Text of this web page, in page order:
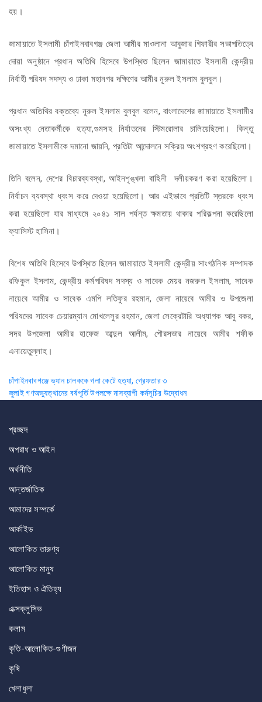
হয়।
জামায়াতে ইসলামী চাঁপাইনবাবগঞ্জ জেলা আমীর মাওলানা আবুজার গিফারীর সভাপতিত্বে
দোয়া অনুষ্ঠানে প্রধান অতিথি হিসেবে উপস্থিত ছিলেন জামায়াতে ইসলামী কেন্দ্রীয়
নির্বাহী পরিষদ সদস্য ও ঢাকা মহানগর দক্ষিণের আমীর নূরুল ইসলাম বুলবুল।
প্রধান অতিথির বক্তব্যে নূরুল ইসলাম বুলবুল বলেন, বাংলাদেশের জামায়াতে ইসলামীর
অসংখ্য নেতাকর্মীকে হত্যা,গুমসহ নির্যাতনের স্টিমরোলার চালিয়েছিলো। কিন্তু
জামায়াতে ইসলামীকে দমানো জায়নি, প্রতিটা আন্দোলনে সক্রিয় অংশগ্রহণ করেছিলো।
তিনি বলেন, দেশের বিচারব্যবস্থা, আইনশৃঙ্খলা বাহিনী দলীয়করণ করা হয়েছিলো।
নির্বাচন ব্যবস্থা ধ্বংস করে দেওয়া হয়েছিলো। আর এইভাবে প্রতিটি স্তরকে ধ্বংস
করা হয়েছিলো যার মাধ্যমে ২০৪১ সাল পর্যন্ত ক্ষমতায় থাকার পরিকল্পনা করেছিলো
ফ্যাসিস্ট হাসিনা।
বিশেষ অতিথি হিসেবে উপস্থিত ছিলেন জামায়াতে ইসলামী কেন্দ্রীয় সাংগঠনিক সম্পাদক
রফিকুল ইসলাম, কেন্দ্রীয় কর্মপরিষদ সদস্য ও সাবেক মেয়র নজরুল ইসলাম, সাবেক
নায়েবে আমীর ও সাবেক এমপি লতিফুর রহমান, জেলা নায়েবে আমীর ও উপজেলা
পরিষদের সাবেক চেয়ারম্যান মোখলেসুর রহমান, জেলা সেক্রেটারি অধ্যাপক আবু বকর,
সদর উপজেলা আমীর হাফেজ আব্দুল আলীম, পৌরসভার নায়েবে আমীর শফীক
এনায়েতুল্লাহ।
Post
navigation
চাঁপাইনবাবগঞ্জে ভ্যান চালককে গলা কেটে হত্যা, গ্রেফতার ৩
জুলাই গণঅভ্যুত্থানের বর্ষপূর্তি উপলক্ষে মাসব্যাপী কর্মসূচির উদ্বোধন
প্রচ্ছদ
অপরাধ ও আইন
অর্থনীতি
আন্তর্জাতিক
আমাদের সম্পর্কে
আর্কাইভ
আলোকিত তারুণ্য
আলোকিত মানুষ
ইতিহাস ও ঐতিহ্য
এক্সক্লুসিভ
কলাম
কৃতি-আলোকিত-গুণীজন
কৃষি
খেলাধুলা